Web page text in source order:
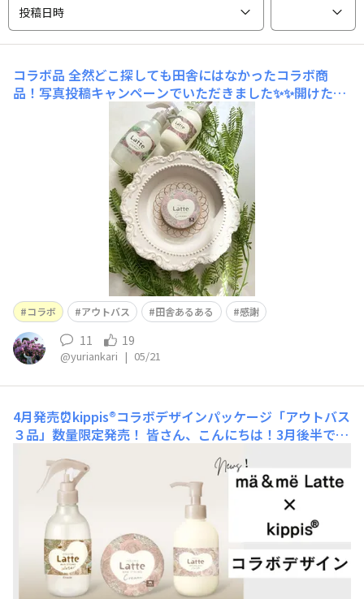
投稿日時
コラボ品 全然どこ探しても田舎にはなかったコラボ商
品！写真投稿キャンペーンでいただきました✨✨開けた瞬
間、娘が取り合い！このクリーム缶は私が使う！となくな
った時の話をしていました😂
コラボ アウトバス 田舎あるある 感謝
11 19
@yuriankari | 05/21
4月発売⏰kippis®コラボデザインパッケージ「アウトバス
３品」数量限定発売！ 皆さん、こんにちは！3月後半で卒
園卒業シーズンですね。そして、4月からは気持ち新たに
入園・入学・進級を迎える方も多いかと思います🌸そんな
新年度に、気持ちを盛り上げてくれるkippis®（キッピ
ス）コラボデザインパッケージの「アウトバスヘアケア３
品」が2026年4月8日(水)より順次に店頭にて数量限定